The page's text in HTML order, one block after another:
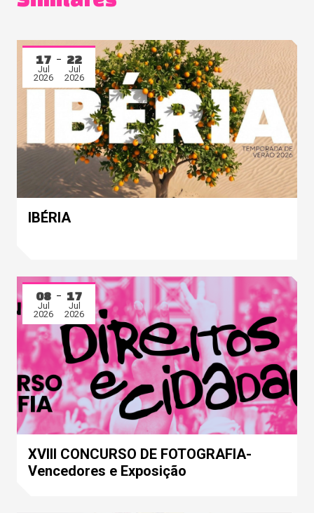
17
Jul
2026
22
Jul
2026
IBÉRIA
08
Jul
2026
17
Jul
2026
XVIII CONCURSO DE FOTOGRAFIA-
Vencedores e Exposição